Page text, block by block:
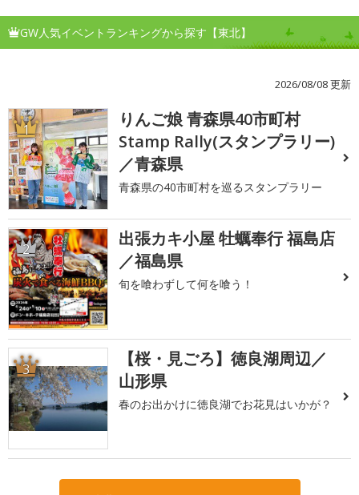
GW人気イベントランキングから探す【東北】
2026/08/08 更新
1
りんご娘 青森県40市町村
Stamp Rally(スタンプラリー)
／青森県
青森県の40市町村を巡るスタンプラリー
2
出張カキ小屋 牡蠣奉行 福島店
／福島県
旬を喰わずして何を喰う！
3
【桜・見ごろ】徳良湖周辺／
山形県
春のお出かけに徳良湖でお花見はいかが？